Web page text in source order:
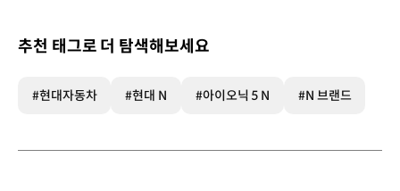
추천 태그로 더 탐색해보세요
#현대자동차 #현대 N #아이오닉 5 N #N 브랜드